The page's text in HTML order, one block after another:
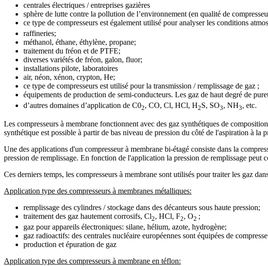
centrales électriques / entreprises gazières
sphère de lutte contre la pollution de l’environnement (en qualité de
ce type de compresseurs est également utilisé pour analyser les conditions
raffineries;
méthanol, éthane, éthylène, propane;
traitement du fréon et de PTFE;
diverses variétés de fréon, galon, fluor;
installations pilote, laboratoires
air, néon, xénon, crypton, He;
ce type de compresseurs est utilisé pour la transmission / remplissage de gaz ;
équipements de production de semi-conducteurs. Les gaz de haut degré de
d’autres domaines d’application de С02, СО, Cl, HCl, H2S, SO3, NH3, etc.
Les compresseurs à membrane fonctionnent avec des gaz synthétiques de
synthétique est possible à partir de bas niveau de pression du côté de l'aspiration à la
Une des applications d'un compresseur à membrane bi-étagé consiste dans la
pression de remplissage. En fonction de l'application la pression de remplissage peut
Ces derniers temps, les compresseurs à membrane sont utilisés pour traiter les gaz
Application type des compresseurs à membranes métalliques:
remplissage des cylindres / stockage dans des décanteurs sous haute pression;
traitement des gaz hautement corrosifs, Cl2, HCl, F2, O2 ;
gaz pour appareils électroniques: silane, hélium, azote, hydrogène;
gaz radioactifs: des centrales nucléaire européennes sont équipées de
production et épuration de gaz
Application type des compresseurs à membrane en téflon: